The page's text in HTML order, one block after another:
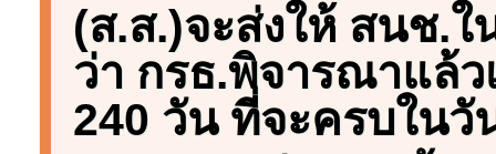
(ส.ส.)จะส่งให้ สนช.
ว่า กรธ.พิจารณาแล้ว
240 วัน ที่จะครบใน